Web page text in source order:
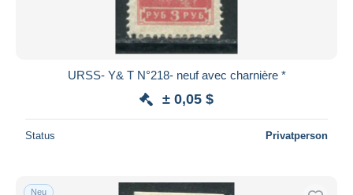
URSS- Y& T N°218- neuf avec charnière *
± 0,05 $
Status Privatperson
Neu